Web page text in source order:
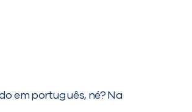
em português, né? Na